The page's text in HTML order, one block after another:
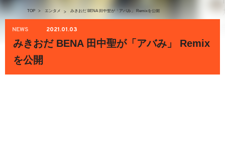
TOP > エンタメ > みきおだ BENA 田中聖が「アバみ」 Remixを公開
NEWS 2021.01.03
みきおだ BENA 田中聖が「アバみ」 Remix
を公開